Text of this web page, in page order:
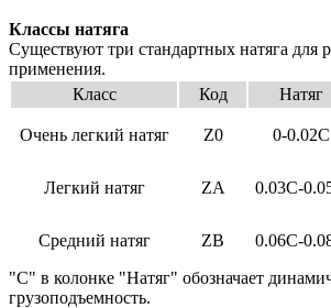
Классы натяга
Существуют три стандартных натяга для
применения.
Класс
Код Натяг
Очень легкий натяг Z0 0-0.02C
Легкий натяг ZA 0.03C-
Средний натяг ZB 0.06C-
"C" в колонке "Натяг" обозначает
грузоподъемность.